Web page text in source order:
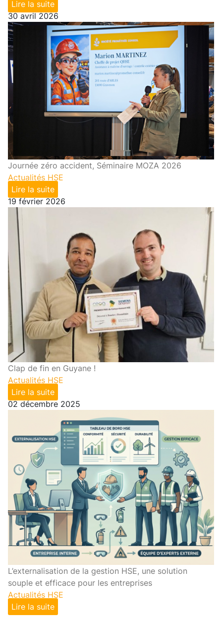
Lire la suite
30 avril 2026
Journée zéro accident, Séminaire MOZA 2026
Actualités HSE
Lire la suite
19 février 2026
Clap de fin en Guyane !
Actualités HSE
Lire la suite
02 décembre 2025
L’externalisation de la gestion HSE, une solution
souple et efficace pour les entreprises
Actualités HSE
Lire la suite